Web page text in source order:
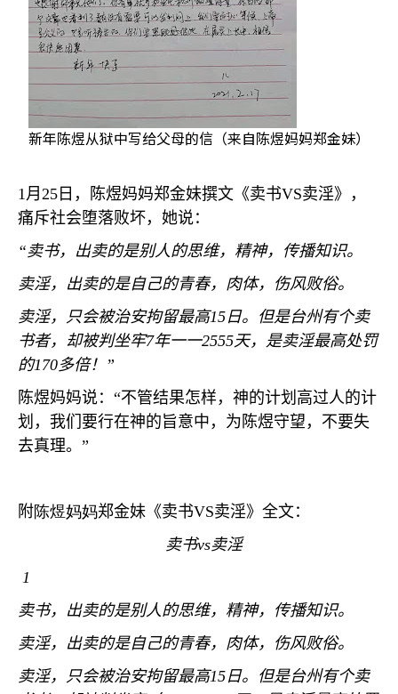
新年陈煜从狱中写给父母的信（来自陈煜妈妈郑金妹）
1月 25 日，陈煜妈妈郑金妹撰文《卖书VS卖淫》，
痛斥社会堕落败坏，她说：
“卖书，出卖的是别人的思维，精神，传播知识。
卖淫，出卖的是自己的青春，肉体，伤风败俗。
卖淫，只会被治安拘留最高15日。但是台州有个卖
书者，却被判坐牢7年一一2555天，是卖淫最高处罚
的170多倍！ ”
陈煜妈妈说： “不管结果怎样，神的计划高过人的计
划，我们要行在神的旨意中，为陈煜守望，不要失
去真理。 ”
附陈煜妈妈郑金妹《卖书VS卖淫》全文：
卖书vs卖淫
1
卖书，出卖的是别人的思维，精神，传播知识。
卖淫，出卖的是自己的青春，肉体，伤风败俗。
卖淫，只会被治安拘留最高15日。但是台州有个卖